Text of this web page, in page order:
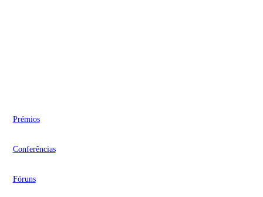
Prémios
Conferências
Fóruns